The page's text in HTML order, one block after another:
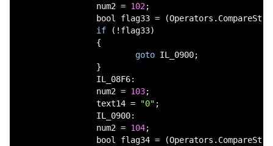
num2 = 102;
bool
flag33 =
if (!flag33)
{
goto IL_0900;
}
IL_08F6:
num2 = 103;
text14 =
"0" ;
IL_0900:
num2 = 104;
bool
flag34 =